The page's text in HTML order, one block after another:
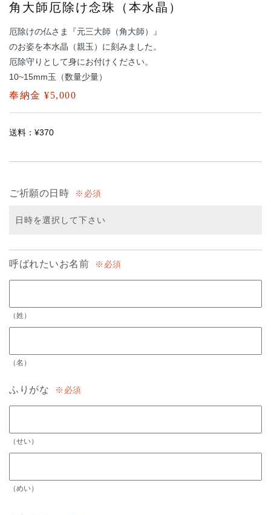
角大師厄除け念珠（本水晶）
厄除けの仏さま『元三大師（角大師）』
のお姿を本水晶（親玉）に刻みました。
厄除守りとして身にお付けください。
10~15mm玉（数量少量）
奉納金 ¥5,000
送料：¥370
ご祈願の日時 必須
呼ばれたいお名前 必須
（姓）
（名）
ふりがな 必須
（せい）
（めい）